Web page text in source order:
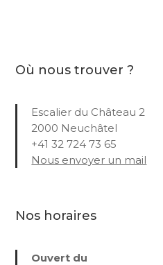
Où nous trouver ?
Escalier du Château 2
2000 Neuchâtel
+41 32 724 73 65
Nous envoyer un mail
Nos horaires
Ouvert du